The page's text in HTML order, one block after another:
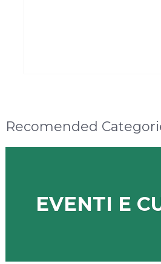
Recomended
EVENTI E